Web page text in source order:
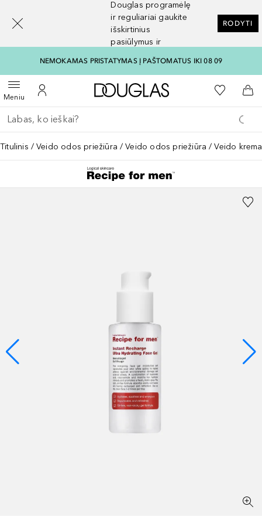
Douglas programėlę
ir reguliariai gaukite
išskirtinius
pasiūlymus ir
RODYTI
NEMOKAMAS PRISTATYMAS Į PAŠTOMATUS IKI 08 09
MeniuAtidaryti meniuĮ mano paskyrą
Į Douglas pagrindinį
Į mano
Į
Grįžk atgal
Vykdykite paiešką
Titulinis Veido odos priežiūra Veido odos priežiūra Veido
[navigation.slideout.screenreader]